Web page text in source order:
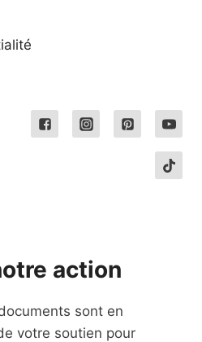
action
sont en
votre soutien pour